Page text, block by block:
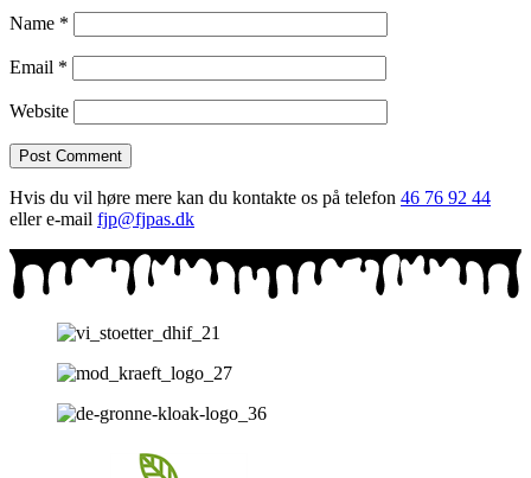
Name *
Email *
Website
Hvis du vil høre mere kan du kontakte os på telefon 46 76 92 44
eller e-mail fjp@fjpas.dk